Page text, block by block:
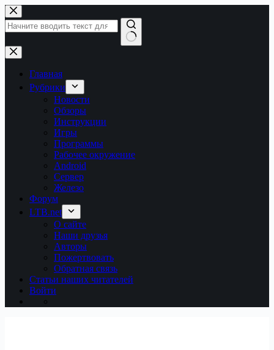
Перейти
к
сути
Ничего
не
найденоГлавная
Рубрики
Новости
Обзоры
Инструкции
Игры
Программы
Рабочее окружение
Android
Сервер
Железо
Форум
LTB.net
О сайте
Наши друзья
Авторы
Пожертвовать
Обратная связь
Статьи наших читателей
Войти